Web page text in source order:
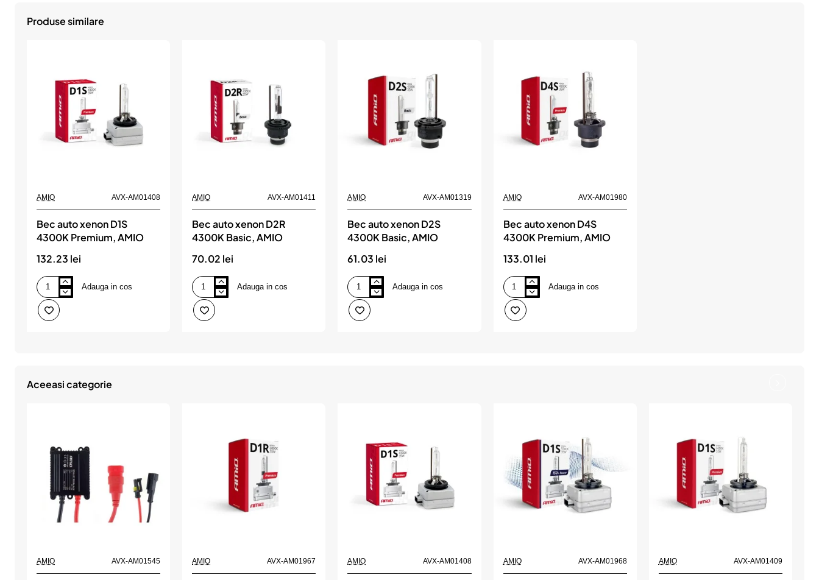
Produse similare
AMIO AVX-AM01408
Bec auto xenon D1S
4300K Premium, AMIO
132.23 lei
Bec
auto
xenon
D1S
Adauga in cos
AMIO AVX-AM01411
Bec auto xenon D2R
4300K Basic, AMIO
70.02 lei
Bec
auto
xenon
D2R
Adauga in cos
AMIO AVX-AM01319
Bec auto xenon D2S
4300K Basic, AMIO
61.03 lei
Bec
auto
xenon
D2S
Adauga in cos
AMIO AVX-AM01980
Bec auto xenon D4S
4300K Premium, AMIO
133.01 lei
Bec
auto
xenon
D4S
Adauga in cos
Aceeasi categorie
AMIO AVX-AM01545 AMIO AVX-AM01967 AMIO AVX-AM01408 AMIO AVX-AM01968 AMIO AVX-AM01409